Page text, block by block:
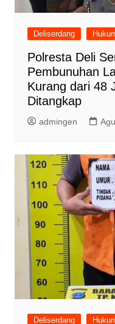
Deliserdang
Polresta Deli
Pembunuhan
Kurang dari 48
Ditangkap
admingen
Deliserdang